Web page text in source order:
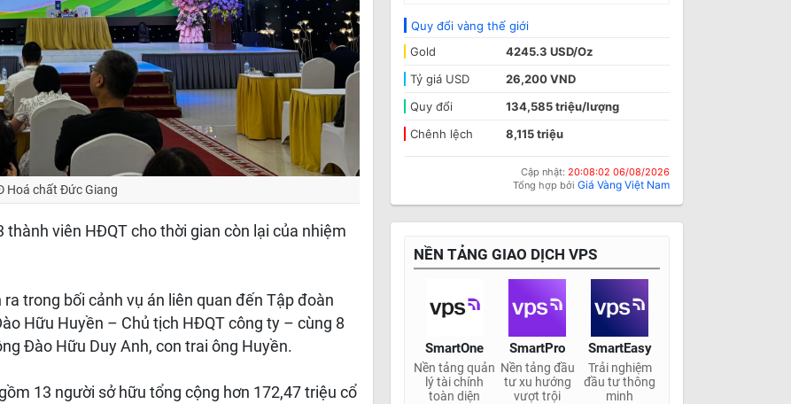
Hoá chất Đức Giang
viên HĐQT cho thời gian còn lại của nhiệm
trong bối cảnh vụ án liên quan đến Tập đoàn
Hữu Huyền – Chủ tịch HĐQT công ty – cùng 8
Đào Hữu Duy Anh, con trai ông Huyền.
13 người sở hữu tổng cộng hơn 172,47 triệu cổ
Quy đổi vàng thế giới
Gold
4245.3 USD/Oz
Tỷ giá USD
26,200 VND
Quy đổi
134,585 triệu/lượng
Chênh lệch
8,115 triệu
Cập nhật: 20:08:02 06/08/2026
Tổng hợp bởi Giá Vàng Việt Nam
NỀN TẢNG GIAO DỊCH VPS
SmartOne SmartPro SmartEasy
Nền tảng quản
lý tài chính
toàn diện
Nền tảng đầu
tư xu hướng
vượt trội
Trải nghiệm
đầu tư thông
minh